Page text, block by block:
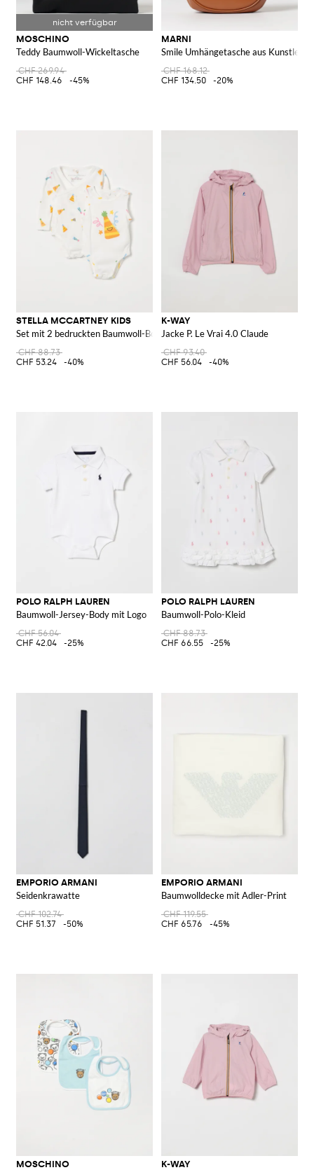
MOSCHINO
Teddy Baumwoll-Wickeltasche
CHF 269.94
CHF 148.46
-45%
MARNI
Smile Umhängetasche aus Kunstleder
CHF 168.12
CHF 134.50
-20%
STELLA MCCARTNEY KIDS
Set mit 2 bedruckten Baumwoll-Bodys
CHF 88.73
CHF 53.24
-40%
K-WAY
Jacke P. Le Vrai 4.0 Claude
CHF 93.40
CHF 56.04
-40%
POLO RALPH LAUREN
Baumwoll-Jersey-Body mit Logo
CHF 56.04
CHF 42.04
-25%
POLO RALPH LAUREN
Baumwoll-Polo-Kleid
CHF 88.73
CHF 66.55
-25%
EMPORIO ARMANI
Seidenkrawatte
CHF 102.74
CHF 51.37
-50%
EMPORIO ARMANI
Baumwolldecke mit Adler-Print
CHF 119.55
CHF 65.76
-45%
MOSCHINO K-WAY